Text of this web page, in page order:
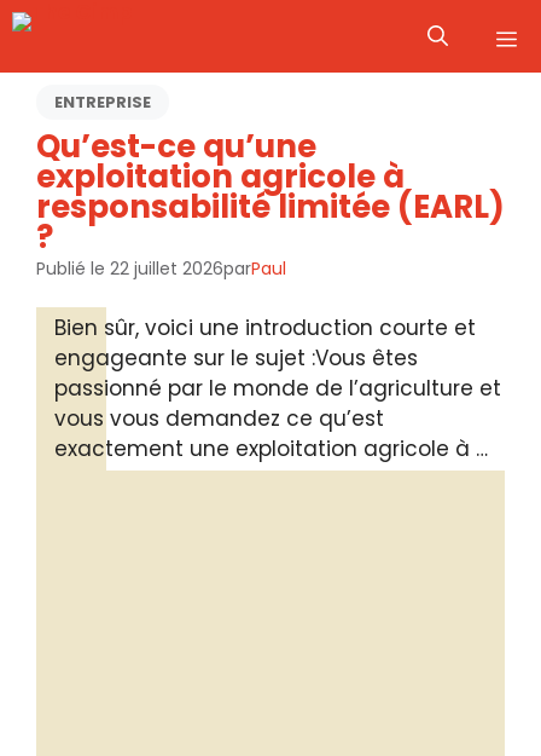
Aller
contenu
ENTREPRISE
Qu’est-ce qu’une
exploitation agricole à
responsabilité limitée (EARL)
?
Publié le 22 juillet 2026parPaul
Bien sûr, voici une introduction courte et
engageante sur le sujet :Vous êtes
passionné par le monde de l’agriculture et
vous vous demandez ce qu’est
exactement une exploitation agricole à …